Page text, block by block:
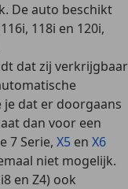
De auto beschikt
118i en 120i,
dat zij verkrijgbaar
je dat er doorgaans
dan voor een
7 Serie, X5 en X6
niet mogelijk.
en Z4) ook